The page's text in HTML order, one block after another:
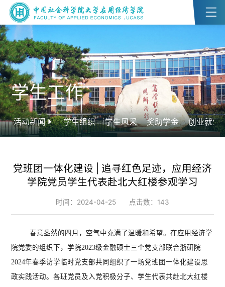
学生工作
活动新闻 学生组织 学生风采 奖助学金 创业就业
党班团一体化建设 | 追寻红色足迹，应用经济
学院党员学生代表赴北大红楼参观学习
时间：2024-04-25 点击数： 143
春意盎然的四月，空气中充满了温暖和希望。在应用经济学
院党委的组织下，学院2023级金融硕士三个党支部联合浙研院
2024年春季访学临时党支部共同组织了一场党班团一体化建设思
政实践活动。各班党员及入党积极分子、学生代表共赴北大红楼